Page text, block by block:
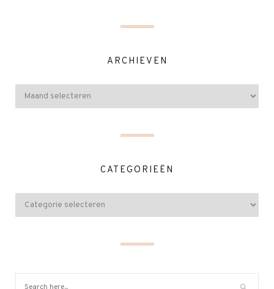
ARCHIEVEN
CATEGORIEËN